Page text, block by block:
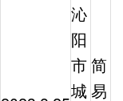
沁
阳
市
城
简
易